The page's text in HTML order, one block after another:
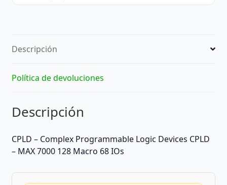
Descripción
Política de devoluciones
Descripción
CPLD – Complex Programmable Logic Devices CPLD
– MAX 7000 128 Macro 68 IOs